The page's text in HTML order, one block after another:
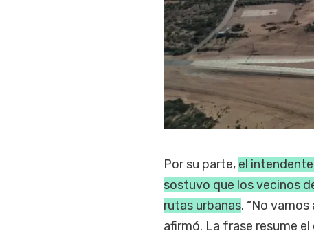
Por su parte, el intendente
sostuvo que los vecinos
rutas urbanas. “No
afirmó. La frase resume